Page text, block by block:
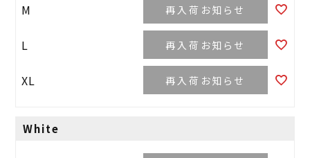
M 再入荷お知らせ
L 再入荷お知らせ
XL 再入荷お知らせ
White